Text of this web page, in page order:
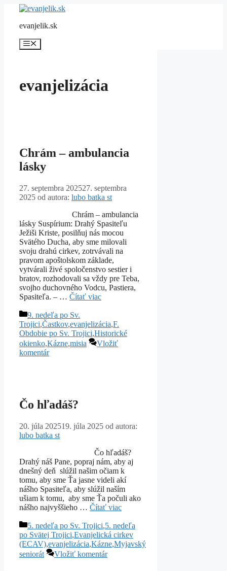
Preskočiť
obsahevanjelik.sk
Menu
evanjelizácia
Chrám – ambulancia
lásky
27. septembra 202527. septembra
2025 od autora: lubo batka st
Chrám – ambulancia
lásky Suspírium: Drahý Spasiteľu
Ježiši Kriste, posilňuj nás mocou
Svätého Ducha, aby sme milovali
svoju drahú cirkev, zotrvávali na
pravom apoštolskom základe,
vytvárali živé spoločenstvo sestier i
bratov, rozhodovali sa vždy pre Teba,
svojho duchovného Vodcu, Pastiera,
Spasiteľa. – … Čítať viac
Kategórie
9. nedeľa po Sv.
Trojici,Častkov,evanjelizácia,F.
Obdobie po Sv. Trojici,Historické
okienko,Kázne,misia
Vložiť
komentár
Čo hľadáš?
20. júla 202519. júla 2025 od autora:
lubo batka st
Čo hľadáš?
Drahý náš Pane, popraj nám, aby aj
dnešný deň slúžil našim očiam k
tomu, aby sme Ťa jasne videli akí
nášho Spasiteľa, aby slúžil naším
ušiam k tomu, aby sme Ťa počuli ako
nášho najvyššieho … Čítať viac
Kategórie
5. nedeľa po Sv. Trojici,5. nedeľa
po Svätej Trojici,Evanjelická cirkev
(ECAV),evanjelizácia,Kázne,Myjavský
seniorát
Vložiť komentár